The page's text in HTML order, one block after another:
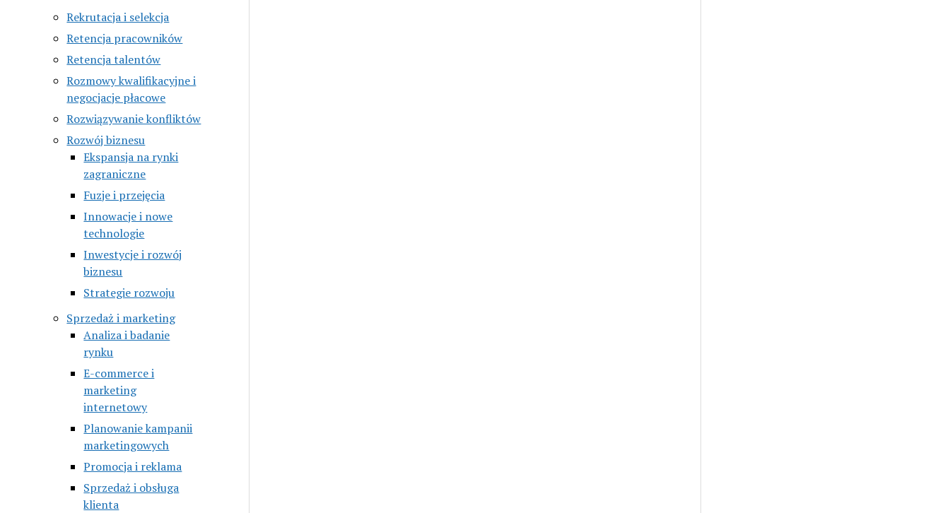
Rekrutacja i selekcja
Retencja pracowników
Retencja talentów
Rozmowy kwalifikacyjne i
negocjacje płacowe
Rozwiązywanie konfliktów
Rozwój biznesu
Ekspansja na rynki
zagraniczne
Fuzje i przejęcia
Innowacje i nowe
technologie
Inwestycje i rozwój
biznesu
Strategie rozwoju
Sprzedaż i marketing
Analiza i badanie
rynku
E-commerce i
marketing
internetowy
Planowanie kampanii
marketingowych
Promocja i reklama
Sprzedaż i obsługa
klienta